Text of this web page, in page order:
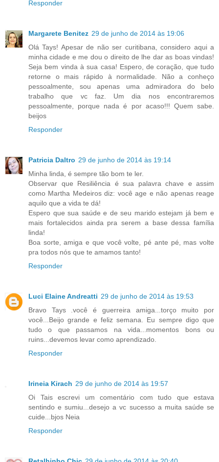
Responder
Margarete Benitez 29 de junho de 2014 às 19:06
Olá Tays! Apesar de não ser curitibana, considero aqui a
minha cidade e me dou o direito de lhe dar as boas vindas!
Seja bem vinda à sua casa! Espero, de coração, que tudo
retorne o mais rápido à normalidade. Não a conheço
pessoalmente, sou apenas uma admiradora do belo
trabalho que vc faz. Um dia nos encontraremos
pessoalmente, porque nada é por acaso!!! Quem sabe.
beijos
Responder
Patricia Daltro 29 de junho de 2014 às 19:14
Minha linda, é sempre tão bom te ler.
Observar que Resiliência é sua palavra chave e assim
como Martha Medeiros diz: você age e não apenas reage
aquilo que a vida te dá!
Espero que sua saúde e de seu marido estejam já bem e
mais fortalecidos ainda pra serem a base dessa família
linda!
Boa sorte, amiga e que você volte, pé ante pé, mas volte
pra todos nós que te amamos tanto!
Responder
Luci Elaine Andreatti 29 de junho de 2014 às 19:53
Bravo Tays .você é guerreira amiga...torço muito por
você...Beijo grande e feliz semana. Eu sempre digo que
tudo o que passamos na vida...momentos bons ou
ruins...devemos levar como aprendizado.
Responder
Irineia Kirach 29 de junho de 2014 às 19:57
Oi Tais escrevi um comentário com tudo que estava
sentindo e sumiu...desejo a vc sucesso a muita saúde se
cuide...bjos Neia
Responder